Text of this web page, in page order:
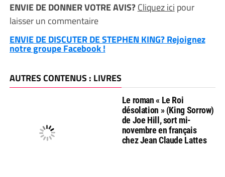
ENVIE DE DONNER VOTRE AVIS?Cliquez ici pour
laisser un commentaire
ENVIE DE DISCUTER DE STEPHEN KING? Rejoignez
notre groupe Facebook !
AUTRES CONTENUS : LIVRES
Le roman « Le Roi
désolation » (King Sorrow)
de Joe Hill, sort mi-
novembre en français
chez Jean Claude Lattes